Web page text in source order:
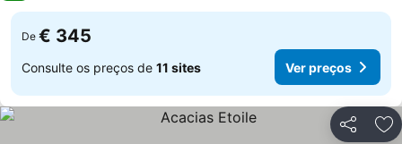
De € 345
Consulte os preços de 11 sites Ver preços
Partilhar